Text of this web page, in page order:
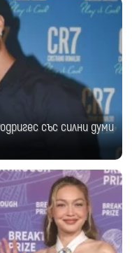
със силни думи